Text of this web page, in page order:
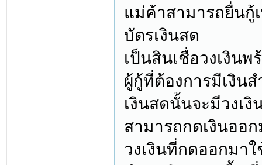
แม่ค้าสามารถยื่นกู้
บัตรเงินสด
เป็นสินเชื่อวงเงิน
ผู้กู้ที่ต้องการมีเงิน
เงินสดนั้นจะมีวงเ
สามารถกดเงินออ
วงเงินที่กดออกมา